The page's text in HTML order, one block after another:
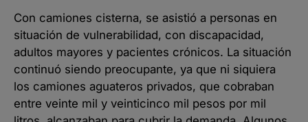
Con camiones cisterna, se asistió a personas en
situación de vulnerabilidad, con discapacidad,
adultos mayores y pacientes crónicos. La situación
continuó siendo preocupante, ya que ni siquiera
los camiones aguateros privados, que cobraban
entre veinte mil y veinticinco mil pesos por mil